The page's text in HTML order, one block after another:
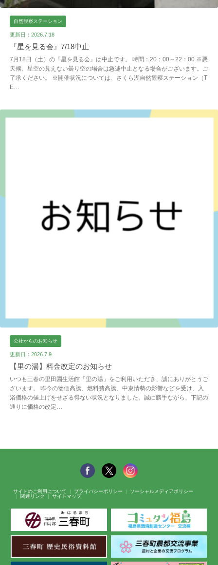
自然観察ステーション
更新日：2026.7.18
『星を見る会』7/18中止
7月18日（土）の『星を見る会』は中止です。 時間：20：00～22：00 ※悪
天候、星空の見えない曇り空の場合は急遽中止となる場合がございます。ご
了承ください。 ※開催状況については、さくら湖自然観察ステーション（T
E…
公社からのお知らせ
更新日：2026.7.9
【里の湯】料金改定のお知らせ
いつも三春の里田園生活館「里の湯」をご利用いただき、誠にありがとうご
ざいます。 昨今の物価高騰、燃料費高騰、中東情勢の影響などを受け、入
浴価格の値上げをせざる得ない状況となりました。誠に勝手ながら、下記の
通りに価格の改定…
サイトのご利用について プライバシーポリシー
ソーシャルメディアポリシー
関連リンク
サイトマップ